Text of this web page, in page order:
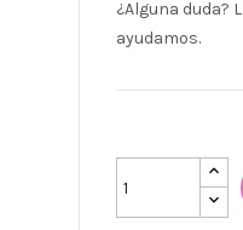
¿Alguna duda?
ayudamos.